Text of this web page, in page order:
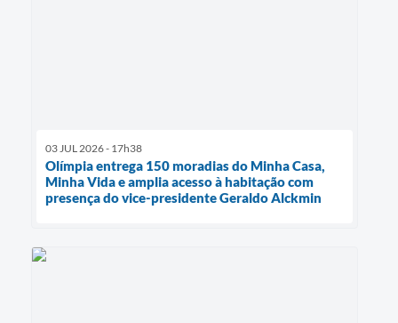
03 JUL 2026 - 17h38
Olímpia entrega 150 moradias do Minha Casa,
Minha Vida e amplia acesso à habitação com
presença do vice-presidente Geraldo Alckmin